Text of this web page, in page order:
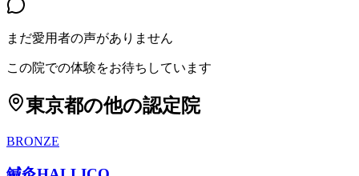
まだ愛用者の声がありません
この院での体験をお待ちしています
東京都の他の認定院
BRONZE